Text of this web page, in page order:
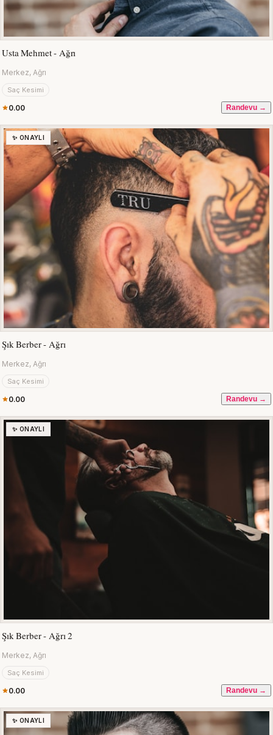
Usta Mehmet - Ağrı
Merkez, Ağrı
Saç Kesimi
0.00 Randevu →
✨ ONAYLI
Şık Berber - Ağrı
Merkez, Ağrı
Saç Kesimi
0.00 Randevu →
✨ ONAYLI
Şık Berber - Ağrı 2
Merkez, Ağrı
Saç Kesimi
0.00 Randevu →
✨ ONAYLI